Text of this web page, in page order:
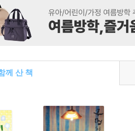
께 산 책